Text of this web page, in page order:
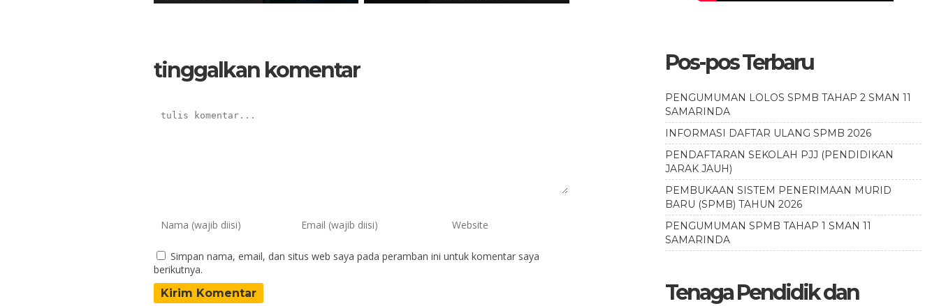
tinggalkan komentar
Simpan nama, email, dan situs web saya pada peramban ini untuk komentar saya
berikutnya.
Pos-pos Terbaru
PENGUMUMAN LOLOS SPMB TAHAP 2 SMAN 11
SAMARINDA
INFORMASI DAFTAR ULANG SPMB 2026
PENDAFTARAN SEKOLAH PJJ (PENDIDIKAN
JARAK JAUH)
PEMBUKAAN SISTEM PENERIMAAN MURID
BARU (SPMB) TAHUN 2026
PENGUMUMAN SPMB TAHAP 1 SMAN 11
SAMARINDA
Tenaga Pendidik dan